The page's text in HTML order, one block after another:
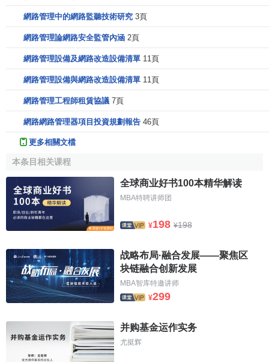
Information Service Element，CMISE)提供了應用程式以使
繫控制服務元素(Association Control Service Element，
ACSE)和遠程操作服務元素(Remote Operations Service
信連接，而ROSE則處理應用之間請求的傳送和響應。另
外，值得註意的是，OSI沒有在
(3)公共管理信息服務與協議
公共管理信息服務與協議(Common Management
Information Service andP rotocol Over TCP／IP，CMOT)是
在TCP／IP協議族上實現CMIS服務的，這是一種過渡性的解
決方案。
CMIS使用的應用協議並沒有根據CMOT而修改，CMOT
仍然依賴於CIMSE、ACSE和ROSE協議，這和CMIS／
CMIP是一樣的。但是，CMOT並沒有直接使用參考模型中的
表示層來實現，而是在 表示層中使用另外一個協議——輕量
級表示協議(Lightweight Presentation Protocol，LPP)，該協
面。
(4)區域網個人管理協議
網路管理中的網路監聽技術研究 3頁
網路管理論網路安全監管內涵 2頁
網路管理設備及網路改造設備清單 11頁
網路管理設備與網路改造設備清單 11頁
網路管理工程師租賃協議 7頁
網路網路管理器項目投資規劃報告 46頁
更多相關文檔
本条目相关课程
全球商业好书100本精华解读
MBA特聘讲师团
¥198 ¥198
战略布局·融合发展——聚焦区
块链融合创新发展
MBA智库特邀讲师
¥299
并购基金运作实务
尤挺辉